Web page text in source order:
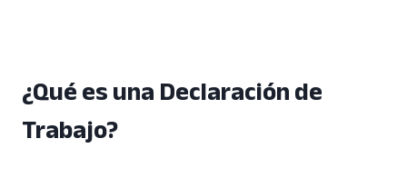
¿Qué es una Declaración de
Trabajo?